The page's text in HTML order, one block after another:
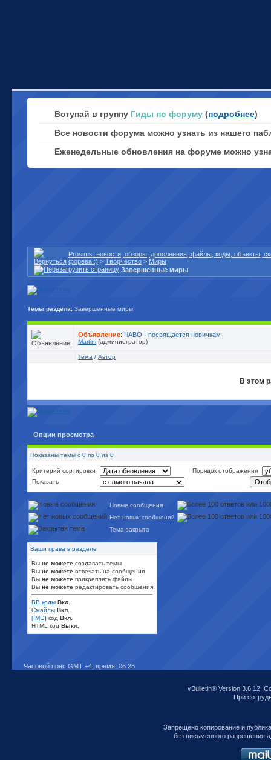
Вступай в группу Гиды по форуму (подробнее)
Все новости форума можно узнать из нашего
Еженедельные обновления на форуме можно
Prosims: новости, обзоры, дополнения, файлы, коды, объекты,
форева ;) > Творчество > Миры
Завершенные миры
Темы раздела: Завершенные миры
Объявление: ЧАВО - посвящается новичкам
Martini (администратор)
Тема / Автор
В этом
Опции просмотра
Показаны темы с 0 по 0 из 0
Критерий сортировки
Порядок отображения
Показать
Новые сообщения
Нет новых сообщений
Тема закрыта
Ваши права в разделе
Вы не можете создавать темы
Вы не можете отвечать на сообщения
Вы не можете прикреплять файлы
Вы не можете редактировать сообщения
BB коды Вкл.
Смайлы Вкл.
[IMG] код Вкл.
HTML код Выкл.
Часовой пояс GMT +4, время: 06:25
vBulletin® Version 3.6.12.
При
Запрещено копирование и
без письменного разрешения